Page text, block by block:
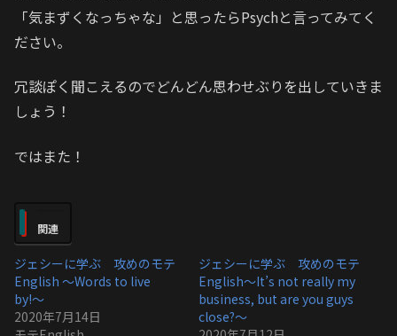
「気まずくなっちゃな」と思ったらPsychと言ってみてく
ださい。
冗談ぽく聞こえるのでどんどん思わせぶりを出していきま
しょう！
ではまた！
関連
ジェシーに学ぶ 攻めのモテ
English 〜Words to live
by!〜
2020年7月14日
ジェシーに学ぶ 攻めのモテ
English〜It’s not really my
business, but are you guys
close?〜